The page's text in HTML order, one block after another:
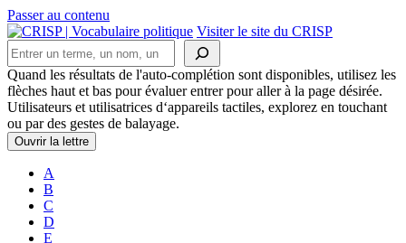
Passer au contenu
Navigation
principale
Visiter le site du CRISP
Rechercher
Quand les résultats de l'auto-complétion sont disponibles, utilisez les
flèches haut et bas pour évaluer entrer pour aller à la page désirée.
Utilisateurs et utilisatrices d‘appareils tactiles, explorez en touchant
ou par des gestes de balayage.
Ouvrir la lettre
A
B
C
D
E